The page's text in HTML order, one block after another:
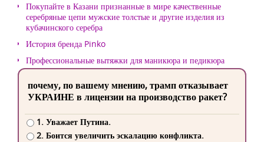
Покупайте в Казани признанные в мире качественные
серебряные цепи мужские толстые и другие изделия из
кубачинского серебра
История бренда Pinko
Профессиональные вытяжки для маникюра и педикюра
почему, по вашему мнению, трамп отказывает
УКРАИНЕ в лицензии на производство ракет?
1. Уважает Путина.
2. Боится увеличить эскалацию конфликта.